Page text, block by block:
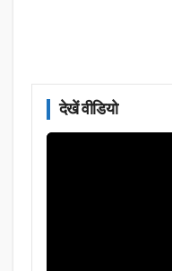
देखें वीडियो